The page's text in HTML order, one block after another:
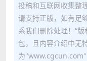
投稿和互联网收集整
请支持正版，如有足
系我们删除处理！“
包，且内容介绍中无
为"www.cgcun.com"